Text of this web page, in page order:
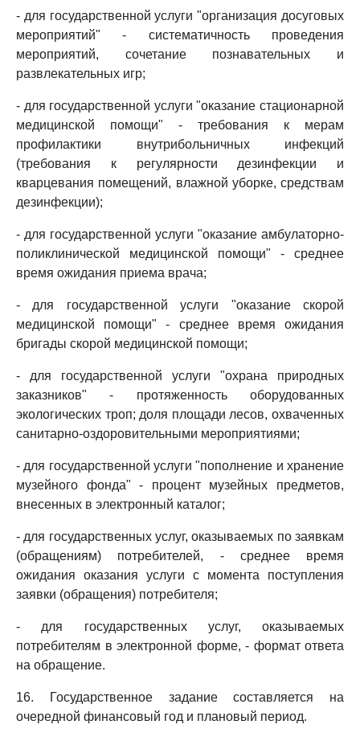
- для государственной услуги "организация досуговых
мероприятий" - систематичность проведения
мероприятий, сочетание познавательных и
развлекательных игр;
- для государственной услуги "оказание стационарной
медицинской помощи" - требования к мерам
профилактики внутрибольничных инфекций
(требования к регулярности дезинфекции и
кварцевания помещений, влажной уборке, средствам
дезинфекции);
- для государственной услуги "оказание амбулаторно-
поликлинической медицинской помощи" - среднее
время ожидания приема врача;
- для государственной услуги "оказание скорой
медицинской помощи" - среднее время ожидания
бригады скорой медицинской помощи;
- для государственной услуги "охрана природных
заказников" - протяженность оборудованных
экологических троп; доля площади лесов, охваченных
санитарно-оздоровительными мероприятиями;
- для государственной услуги "пополнение и хранение
музейного фонда" - процент музейных предметов,
внесенных в электронный каталог;
- для государственных услуг, оказываемых по заявкам
(обращениям) потребителей, - среднее время
ожидания оказания услуги с момента поступления
заявки (обращения) потребителя;
- для государственных услуг, оказываемых
потребителям в электронной форме, - формат ответа
на обращение.
16. Государственное задание составляется на
очередной финансовый год и плановый период.